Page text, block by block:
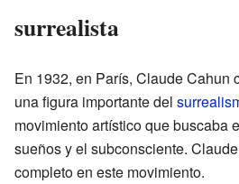
surrealista
En 1932, en París, Claude Cahun
una figura importante del
movimiento artístico que buscaba
sueños y el subconsciente.
completo en este movimiento.